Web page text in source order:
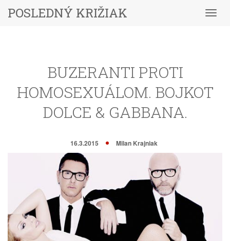
Menu
POSLEDNÝ KRIŽIAK
BUZERANTI PROTI
HOMOSEXUÁLOM. BOJKOT
DOLCE & GABBANA.
16.3.2015 Milan Krajniak